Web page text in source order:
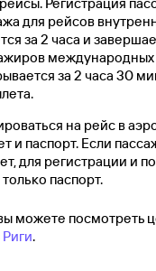
для рейсов
за 2 часа и
за 2 часа 30
на рейс в
и паспорт. Если
для регистрации и
паспорт.
можете посмотреть
.